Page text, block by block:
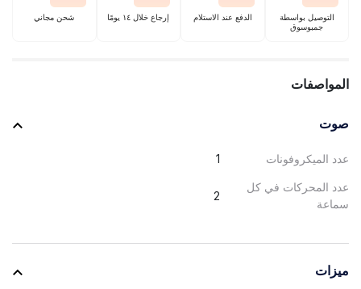
التوصيل بواسطة
جمبوسوق
الدفع عند الاستلام إرجاع خلال ١٤ يومًا شحن مجاني
المواصفات
صوت
عدد الميكروفونات 1
عدد المحركات في كل
سماعة
2
ميزات